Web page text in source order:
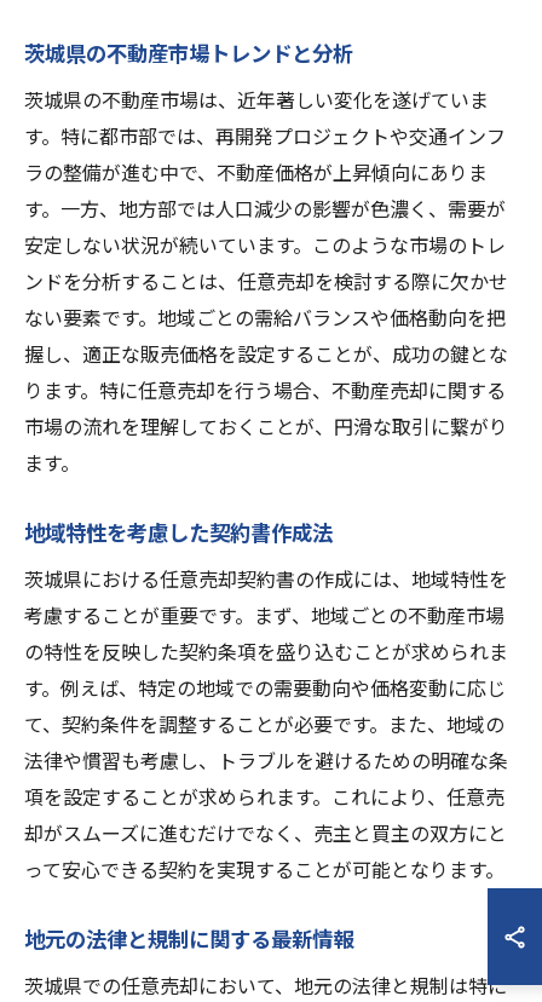
茨城県の不動産市場トレンドと分析
茨城県の不動産市場は、近年著しい変化を遂げていま
す。特に都市部では、再開発プロジェクトや交通インフ
ラの整備が進む中で、不動産価格が上昇傾向にありま
す。一方、地方部では人口減少の影響が色濃く、需要が
安定しない状況が続いています。このような市場のトレ
ンドを分析することは、任意売却を検討する際に欠かせ
ない要素です。地域ごとの需給バランスや価格動向を把
握し、適正な販売価格を設定することが、成功の鍵とな
ります。特に任意売却を行う場合、不動産売却に関する
市場の流れを理解しておくことが、円滑な取引に繋がり
ます。
地域特性を考慮した契約書作成法
茨城県における任意売却契約書の作成には、地域特性を
考慮することが重要です。まず、地域ごとの不動産市場
の特性を反映した契約条項を盛り込むことが求められま
す。例えば、特定の地域での需要動向や価格変動に応じ
て、契約条件を調整することが必要です。また、地域の
法律や慣習も考慮し、トラブルを避けるための明確な条
項を設定することが求められます。これにより、任意売
却がスムーズに進むだけでなく、売主と買主の双方にと
って安心できる契約を実現することが可能となります。
地元の法律と規制に関する最新情報
茨城県での任意売却において、地元の法律と規制は特に